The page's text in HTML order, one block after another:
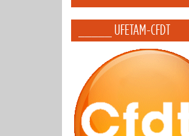
_____ UFETAM-CFDT